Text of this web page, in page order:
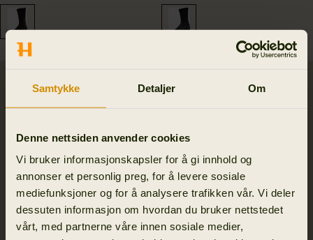
Samtykke Detaljer Om
Denne nettsiden anvender cookies
Vi bruker informasjonskapsler for å gi innhold og
annonser et personlig preg, for å levere sosiale
mediefunksjoner og for å analysere trafikken vår. Vi deler
dessuten informasjon om hvordan du bruker nettstedet
vårt, med partnerne våre innen sosiale medier,